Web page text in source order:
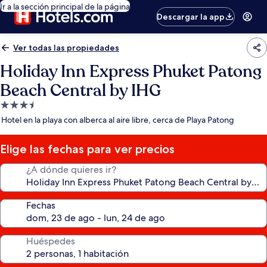
Ir a la sección principal de la página
Descargar la app
Ver todas las propiedades
Holiday Inn Express Phuket Patong
Beach Central by IHG
Propiedad
de
estrellas
Hotel en la playa con alberca al aire libre, cerca de Playa Patong
Elige las fechas para ver precios
¿A dónde quieres ir?
Fechas
Huéspedes